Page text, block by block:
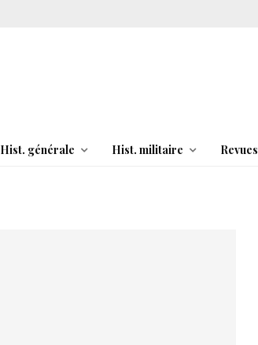
Hist. générale Hist. militaire Revues